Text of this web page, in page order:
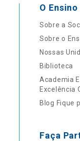
O
Sobre a
Sobre o
Nossas
Biblioteca
Academia
Excelência
Blog Fique
Faça